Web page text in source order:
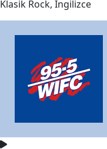
Klasik Rock, İngilizce